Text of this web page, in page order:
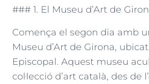
### 1. El Museu d’Art de
Comença el segon dia amb
Museu d’Art de Girona,
Episcopal. Aquest museu
col·lecció d’art català, des de